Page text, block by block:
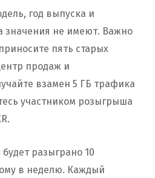
год выпуска и
значения не имеют. Важно
пять старых
продаж и
взамен 5 ГБ трафика
участником розыгрыша
разыграно 10
в неделю. Каждый